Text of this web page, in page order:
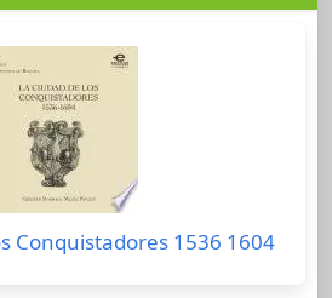
Conquistadores 1536 1604